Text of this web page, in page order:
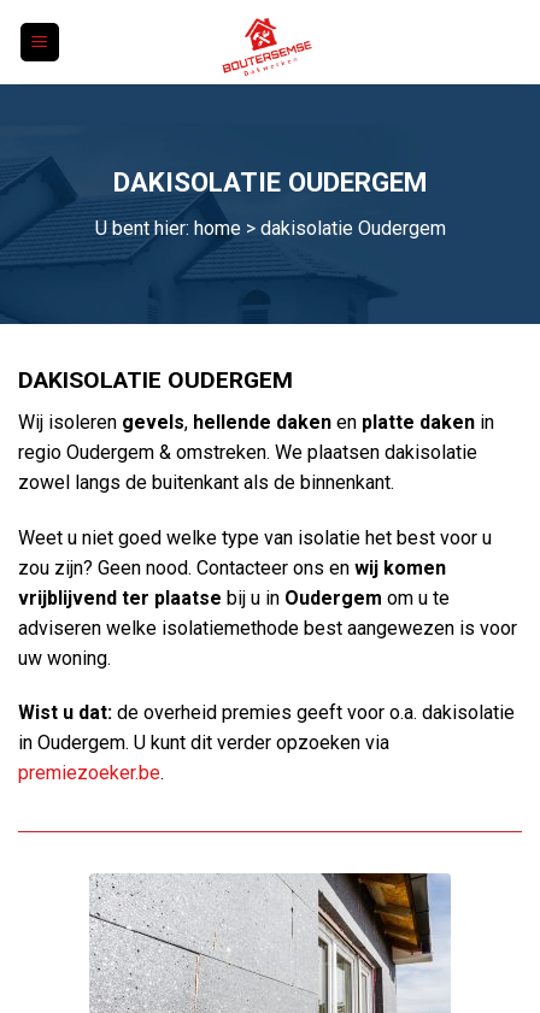
DAKISOLATIE OUDERGEM
U bent hier: home> dakisolatie Oudergem
DAKISOLATIE OUDERGEM
Wij isoleren gevels, hellende daken en platte daken in
regio Oudergem & omstreken. We plaatsen dakisolatie
zowel langs de buitenkant als de binnenkant.
Weet u niet goed welke type van isolatie het best voor u
zou zijn? Geen nood. Contacteer ons en wij komen
vrijblijvend ter plaatse bij u in Oudergem om u te
adviseren welke isolatiemethode best aangewezen is voor
uw woning.
Wist u dat: de overheid premies geeft voor o.a. dakisolatie
in Oudergem. U kunt dit verder opzoeken via
premiezoeker.be.